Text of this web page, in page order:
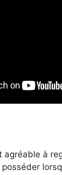
agréable à